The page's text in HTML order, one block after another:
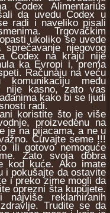
Codex Alimentarius
da uvedu Codex u
radi i naveliko pisali
Trgovačkim
ukoliko se uvede
njegovog
Codex na kraju nije
ka Evropi i, prema
Računaju na veću
među
nije kasno, zato vas
kako bi se ljudi
radi.
koristite što je više
proizvedenu na
je na pijacama, a ne u
Čuvajte seme !!!
ili gotovo nemoguće
Zato svoja dobra
kod kuće. Ako imate
i pokušajte da ostavite
i preko zime mogli da
oprezni šta kupujete.
reklamiranih
Trudite se da